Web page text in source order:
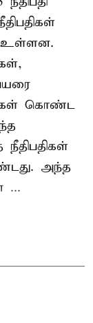
உள்ளன.
கொண்ட
நீதிபதிகள்
அந்த
...